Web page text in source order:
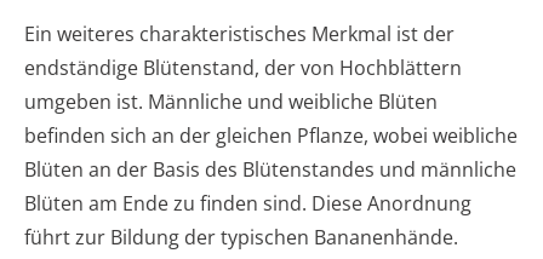
Ein weiteres charakteristisches Merkmal ist der
endständige Blütenstand, der von Hochblättern
umgeben ist. Männliche und weibliche Blüten
befinden sich an der gleichen Pflanze, wobei weibliche
Blüten an der Basis des Blütenstandes und männliche
Blüten am Ende zu finden sind. Diese Anordnung
führt zur Bildung der typischen Bananenhände.